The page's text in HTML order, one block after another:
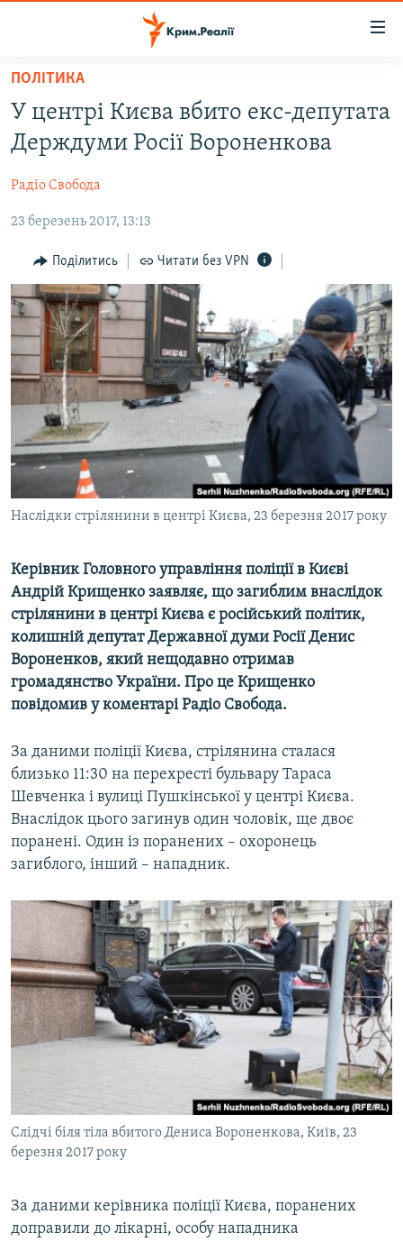
Перейти
основного
матеріалу
Перейти
до
навігації
Перейти
пошуку
ВОДА.КРИМ
ВІДЕО ТА ФОТО
ПОЛІТИКА
БЛОГИ
ПОГЛЯД
ІНТЕРВ'Ю
ВСЕ ЗА ДЕНЬ
СПЕЦПРОЕКТИ
ДЕПОРТАЦІЯ
ВІДЕОУРОКИ «ELIFBE»
СВІДЧЕННЯ ОКУПАЦІЇ
УКРАЇНСЬКА ПРОБЛЕМА КРИМУ
ІНФОГРАФІКА
ЯК ОБІЙТИ БЛОКУВАННЯ
Русский
Qırımtatar
ДОЛУЧАЙСЯ!
Усі сайти RFE/RL
ПОЛІТИКА
У центрі Києва вбито екс-депутата
Держдуми Росії Вороненкова
Радіо Свобода
23 березень 2017, 13:13
Поділитись Читати без VPN
Наслідки стрілянини в центрі Києва, 23 березня 2017 року
Керівник Головного управління поліції в Києві
Андрій Крищенко заявляє, що загиблим внаслідок
стрілянини в центрі Києва є російський політик,
колишній депутат Державної думи Росії Денис
Вороненков, який нещодавно отримав
громадянство України. Про це Крищенко
повідомив у коментарі Радіо Свобода.
За даними поліції Києва, стрілянина сталася
близько 11:30 на перехресті бульвару Тараса
Шевченка і вулиці Пушкінської у центрі Києва.
Внаслідок цього загинув один чоловік, ще двоє
поранені. Один із поранених – охоронець
загиблого, інший – нападник.
Слідчі біля тіла вбитого Дениса Вороненкова, Київ, 23
березня 2017 року
За даними керівника поліції Києва, поранених
доправили до лікарні, особу нападника